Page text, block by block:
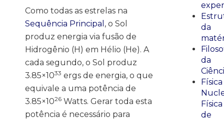
Como todas as estrelas na
Sequência Principal , o Sol
produz energia via fusão de
Hidrogênio (H) em Hélio (He). A
cada segundo, o Sol produz
3.85×1033 ergs de energia, o que
equivale a uma potência de
3.85×1026 Watts. Gerar toda esta
potência é necessário para
da
da
Física
Física
de